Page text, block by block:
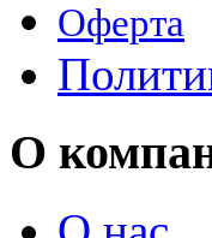
Оферта
О